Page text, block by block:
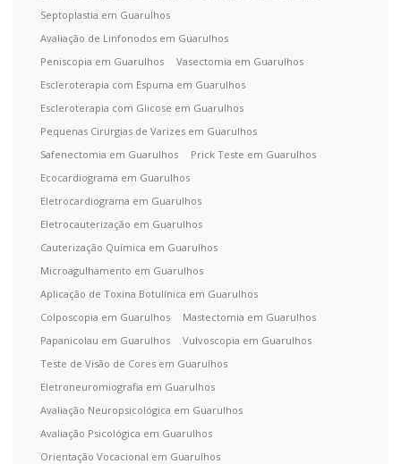
Septoplastia em Guarulhos
Avaliação de Linfonodos em Guarulhos
Peniscopia em Guarulhos
Vasectomia em Guarulhos
Escleroterapia com Espuma em Guarulhos
Escleroterapia com Glicose em Guarulhos
Pequenas Cirurgias de Varizes em Guarulhos
Safenectomia em Guarulhos
Prick Teste em Guarulhos
Ecocardiograma em Guarulhos
Eletrocardiograma em Guarulhos
Eletrocauterização em Guarulhos
Cauterização Química em Guarulhos
Microagulhamento em Guarulhos
Aplicação de Toxina Botulínica em Guarulhos
Colposcopia em Guarulhos
Mastectomia em Guarulhos
Papanicolau em Guarulhos
Vulvoscopia em Guarulhos
Teste de Visão de Cores em Guarulhos
Eletroneuromiografia em Guarulhos
Avaliação Neuropsicológica em Guarulhos
Avaliação Psicológica em Guarulhos
Orientação Vocacional em Guarulhos